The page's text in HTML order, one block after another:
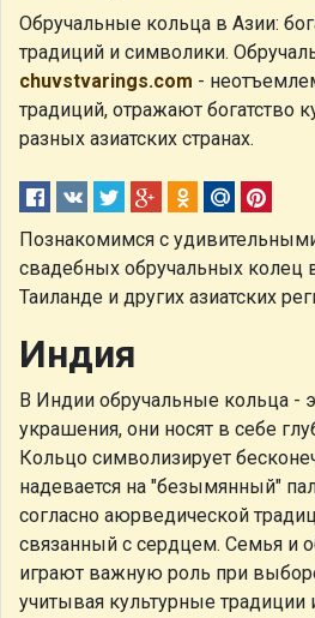
Обручальные кольца в Азии:
традиций и символики.
chuvstvarings.com -
традиций, отражают богатство
разных азиатских странах.
Познакомимся с
свадебных обручальных колец
Таиланде и других азиатских
Индия
В Индии обручальные кольца -
украшения, они носят в себе
Кольцо символизирует
надевается на "безымянный"
согласно аюрведической
связанный с сердцем. Семья и
играют важную роль при
учитывая культурные